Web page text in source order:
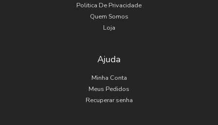
Politica De Privacidade
Quem Somos
Loja
Ajuda
Minha Conta
Meus Pedidos
Recuperar senha